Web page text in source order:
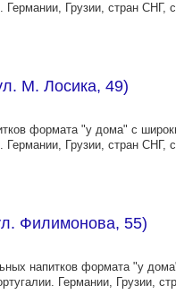
Грузии, стран СНГ,
М. Лосика, 49)
формата "у дома" с
Грузии, стран СНГ,
Филимонова, 55)
напитков формата "у
Германии, Грузии,